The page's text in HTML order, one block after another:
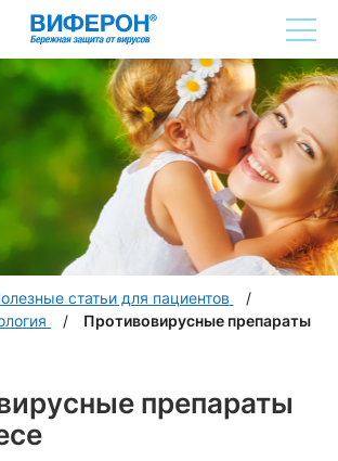
статьи для пациентов
Противовирусные препараты
препараты